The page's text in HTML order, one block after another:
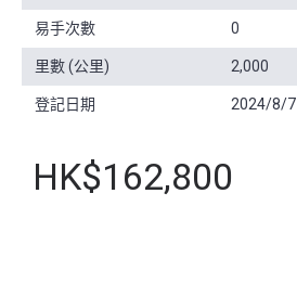
易手次數 0
里數 (公里) 2,000
登記日期 2024/8/7
HK$162,800